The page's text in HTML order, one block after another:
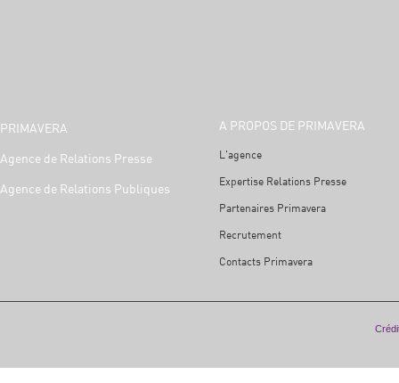
PRIMAVERA
Agence de Relations Presse
Agence de Relations Publiques
A PROPOS DE PRIMAVERA
L'agence
Expertise Relations Presse
Partenaires Primavera
Recrutement
Contacts Primavera